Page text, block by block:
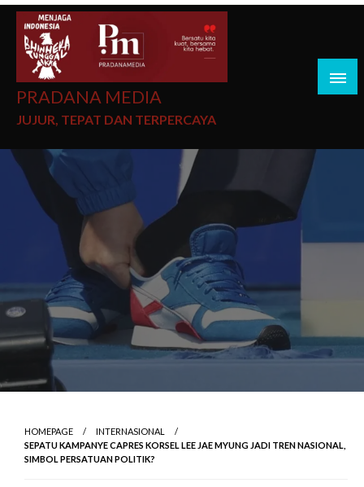
PRADANA MEDIA
JUJUR, TEPAT DAN TERPERCAYA
HOMEPAGE
INTERNASIONAL
SEPATU KAMPANYE CAPRES KORSEL LEE JAE MYUNG JADI TREN NASIONAL,
SIMBOL PERSATUAN POLITIK?